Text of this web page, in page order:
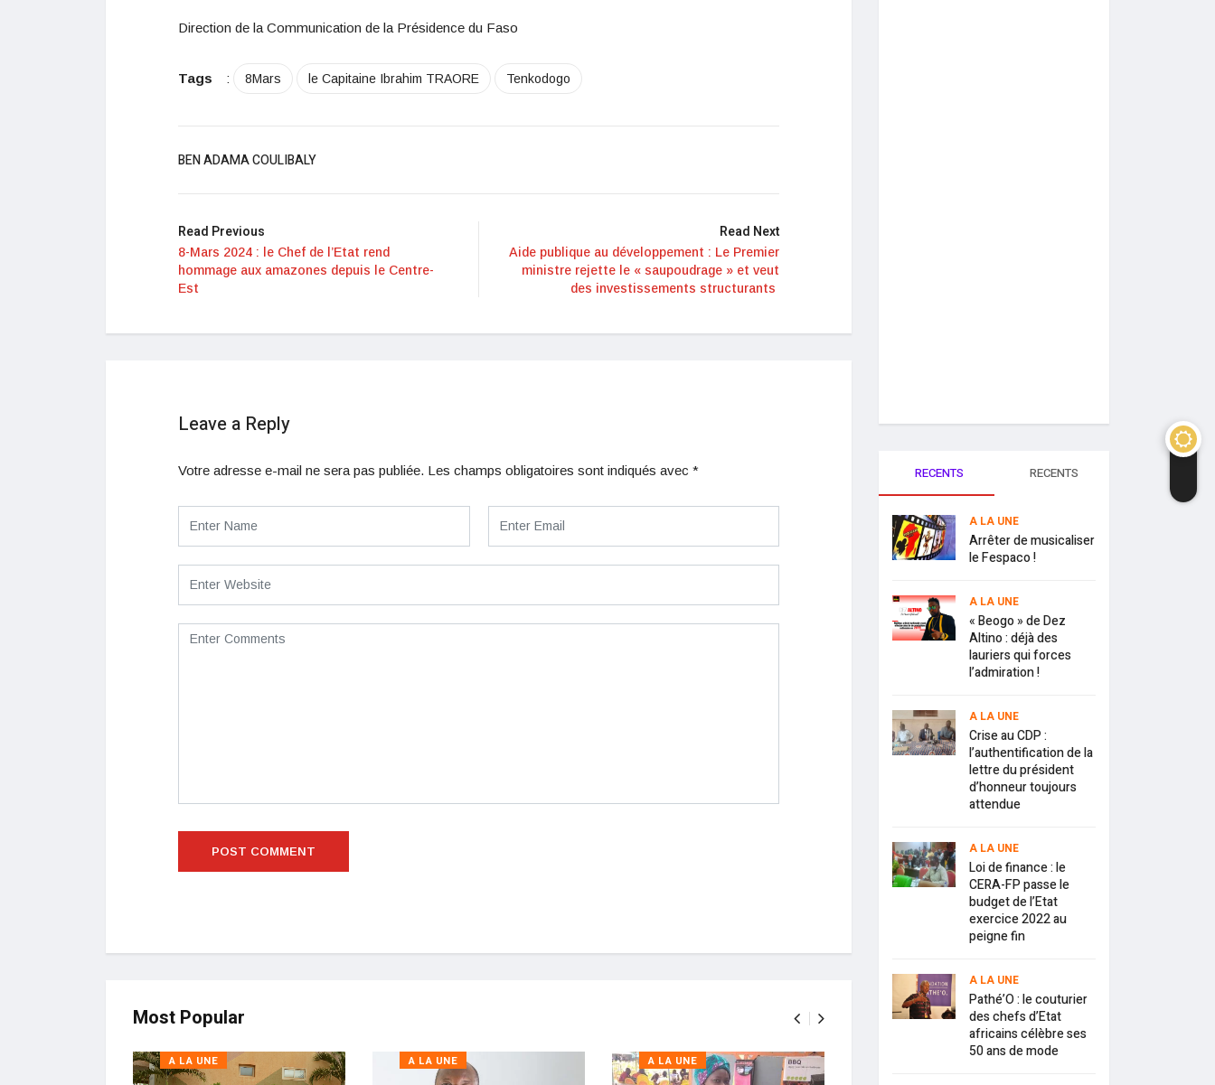
Direction de la Communication de la Présidence du Faso
Tags : 8Mars le Capitaine Ibrahim TRAORE Tenkodogo
BEN ADAMA COULIBALY
Read Previous
8-Mars 2024 : le Chef de l’Etat rend
hommage aux amazones depuis le Centre-
Est
Read Next
Aide publique au développement : Le Premier
ministre rejette le « saupoudrage » et veut
des investissements structurants
Leave a Reply
Votre adresse e-mail ne sera pas publiée. Les champs obligatoires sont indiqués avec *
Most Popular
A LA UNE A LA UNE A LA UNE
RECENTS RECENTS
A LA UNE
Arrêter de musicaliser
le Fespaco !
A LA UNE
« Beogo » de Dez
Altino : déjà des
lauriers qui forces
l’admiration !
A LA UNE
Crise au CDP :
l’authentification de la
lettre du président
d’honneur toujours
attendue
A LA UNE
Loi de finance : le
CERA-FP passe le
budget de l’Etat
exercice 2022 au
peigne fin
A LA UNE
Pathé’O : le couturier
des chefs d’Etat
africains célèbre ses
50 ans de mode